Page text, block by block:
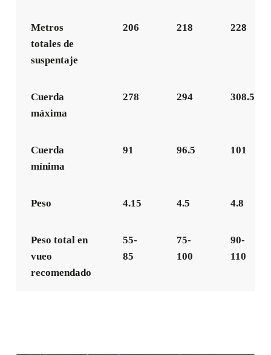
Metros
totales de
suspentaje
206 218 228
Cuerda
máxima
278 294 308.5
Cuerda
mínima
91 96.5 101
Peso 4.15 4.5 4.8
Peso total en
vueo
recomendado
55-
85
75-
100
90-
110